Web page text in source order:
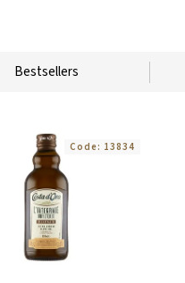
Bestsellers
Code: 13834